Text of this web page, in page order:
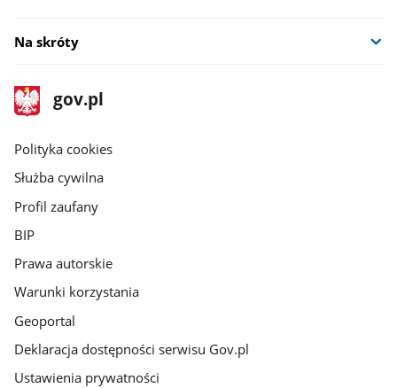
Na skróty
stopka
gov.pl
Strona
gov.pl
gov.pl
Polityka cookies
Służba cywilna
Profil zaufany
BIP
Prawa autorskie
Warunki korzystania
Geoportal
Deklaracja dostępności serwisu Gov.pl
Ustawienia prywatności